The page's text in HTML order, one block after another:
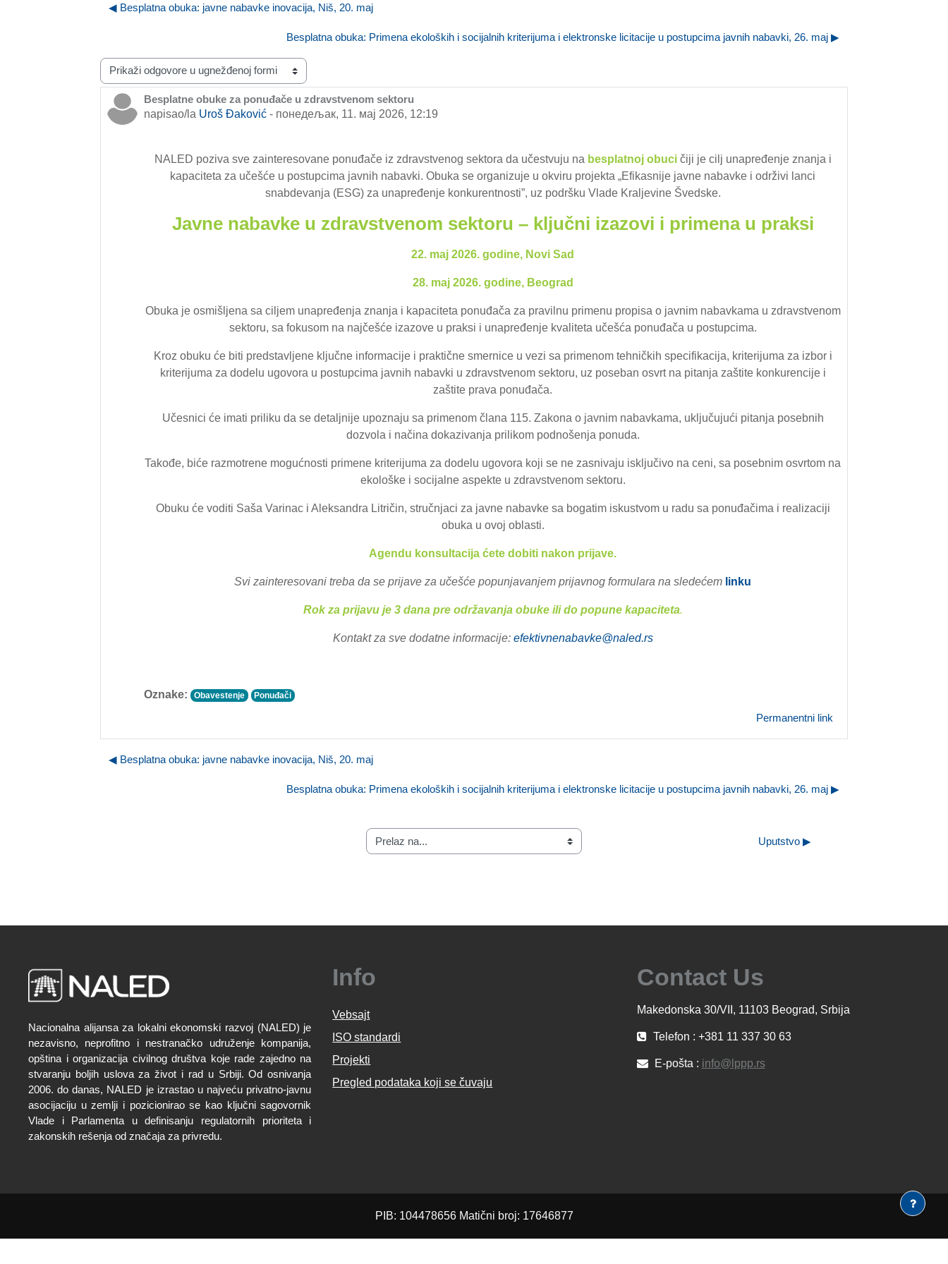
◀︎ Besplatna obuka: javne nabavke inovacija, Niš, 20. maj
Besplatna obuka: Primena ekoloških i socijalnih kriterijuma i elektronske licitacije u postupcima javnih nabavki, 26. maj ▶︎
Način prikazivanja
Besplatne obuke za ponuđače u zdravstvenom sektoru
napisao/la Uroš Đaković - понедељак, 11. мај 2026, 12:19
Broj odgovora: 0
NALED poziva sve zainteresovane ponuđače iz zdravstvenog sektora da učestvuju na besplatnoj obuci čiji je cilj unapređenje znanja i
kapaciteta za učešće u postupcima javnih nabavki. Obuka se organizuje u okviru projekta „Efikasnije javne nabavke i održivi lanci
snabdevanja (ESG) za unapređenje konkurentnosti”, uz podršku Vlade Kraljevine Švedske.
Javne nabavke u zdravstvenom sektoru – ključni izazovi i primena u praksi
22. maj 2026. godine, Novi Sad
28. maj 2026. godine, Beograd
Obuka je osmišljena sa ciljem unapređenja znanja i kapaciteta ponuđača za pravilnu primenu propisa o javnim nabavkama u zdravstvenom
sektoru, sa fokusom na najčešće izazove u praksi i unapređenje kvaliteta učešća ponuđača u postupcima.
Kroz obuku će biti predstavljene ključne informacije i praktične smernice u vezi sa primenom tehničkih specifikacija, kriterijuma za izbor i
kriterijuma za dodelu ugovora u postupcima javnih nabavki u zdravstvenom sektoru, uz poseban osvrt na pitanja zaštite konkurencije i
zaštite prava ponuđača.
Učesnici će imati priliku da se detaljnije upoznaju sa primenom člana 115. Zakona o javnim nabavkama, uključujući pitanja posebnih
dozvola i načina dokazivanja prilikom podnošenja ponuda.
Takođe, biće razmotrene mogućnosti primene kriterijuma za dodelu ugovora koji se ne zasnivaju isključivo na ceni, sa posebnim osvrtom na
ekološke i socijalne aspekte u zdravstvenom sektoru.
Obuku će voditi Saša Varinac i Aleksandra Litričin, stručnjaci za javne nabavke sa bogatim iskustvom u radu sa ponuđačima i realizaciji
obuka u ovoj oblasti.
Agendu konsultacija ćete dobiti nakon prijave.
Svi zainteresovani treba da se prijave za učešće popunjavanjem prijavnog formulara na sledećem linku
Rok za prijavu je 3 dana pre održavanja obuke ili do popune kapaciteta.
Kontakt za sve dodatne informacije: efektivnenabavke@naled.rs
Oznake: Obavestenje Ponuđači
Permanentni link
◀︎ Besplatna obuka: javne nabavke inovacija, Niš, 20. maj
Besplatna obuka: Primena ekoloških i socijalnih kriterijuma i elektronske licitacije u postupcima javnih nabavki, 26. maj ▶︎
Prelaz na... Uputstvo ▶︎
Nacionalna alijansa za lokalni ekonomski razvoj (NALED) je
nezavisno, neprofitno i nestranačko udruženje kompanija,
opština i organizacija civilnog društva koje rade zajedno na
stvaranju boljih uslova za život i rad u Srbiji. Od osnivanja
2006. do danas, NALED je izrastao u najveću privatno-javnu
asocijaciju u zemlji i pozicionirao se kao ključni sagovornik
Vlade i Parlamenta u definisanju regulatornih prioriteta i
zakonskih rešenja od značaja za privredu.
Info
Vebsajt
ISO standardi
Projekti
Pregled podataka koji se čuvaju
Contact Us
Makedonska 30/VII, 11103 Beograd, Srbija
Telefon : +381 11 337 30 63
E-pošta : info@lppp.rs
PIB: 104478656 Matični broj: 17646877